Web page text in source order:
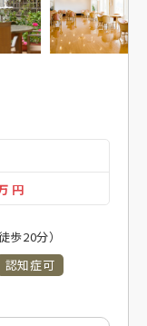
円
歩20分）
認知症可